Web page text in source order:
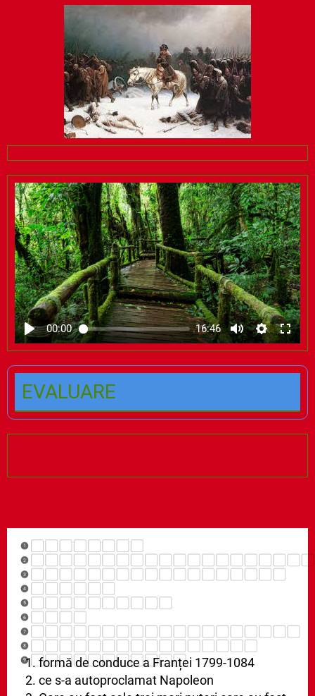
00:00 16:46
EVALUARE
1
2
3
4
5
6
7
8
91. formă de conduce a Franței 1799-1084
2. ce s-a autoproclamat Napoleon